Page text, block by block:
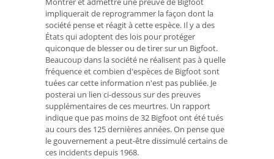
impliquerait de reprogrammer la façon dont la
société pense et réagit à cette espèce. Il y a des
États qui adoptent des lois pour protéger
quiconque de blesser ou de tirer sur un Bigfoot.
Beaucoup dans la société ne réalisent pas à quelle
fréquence et combien d'espèces de Bigfoot sont
tuées car cette information n'est pas publiée. Je
posterai un lien ci-dessous sur des preuves
supplémentaires de ces meurtres. Un rapport
indique que pas moins de 32 Bigfoot ont été tués
au cours des 125 dernières années. On pense que
le gouvernement a peut-être dissimulé certains de
ces incidents depuis 1968.